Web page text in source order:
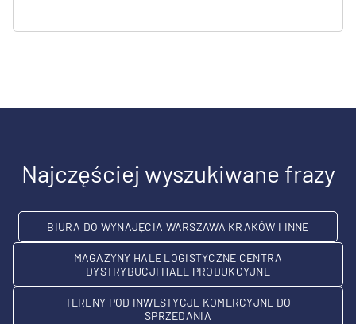
Najczęściej wyszukiwane frazy
BIURA DO WYNAJĘCIA WARSZAWA KRAKÓW I INNE
MAGAZYNY HALE LOGISTYCZNE CENTRA
DYSTRYBUCJI HALE PRODUKCYJNE
TERENY POD INWESTYCJE KOMERCYJNE DO
SPRZEDANIA